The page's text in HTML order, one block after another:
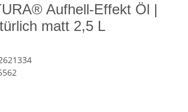
Aufhell-Effekt Öl |
matt 2,5 L